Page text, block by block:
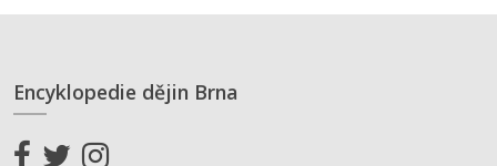
Encyklopedie dějin Brna